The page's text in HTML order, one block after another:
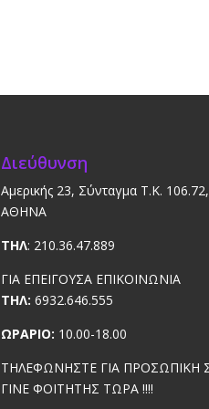
Διεύθυνση
Αμερικής 23, Σύνταγμα Τ.Κ. 106.72,
ΑΘΗΝΑ
ΤΗΛ: 210.36.47.889
ΓΙΑ ΕΠΕΙΓΟΥΣΑ ΕΠΙΚΟΙΝΩΝΙΑ
ΤΗΛ: 6932.646.555
ΩΡΑΡΙΟ: 10.00-18.00
ΤΗΛΕΦΩΝΗΣΤΕ ΓΙΑ ΠΡΟΣΩΠΙΚΗ
ΓΙΝΕ ΦΟΙΤΗΤΗΣ ΤΩΡΑ !!!!